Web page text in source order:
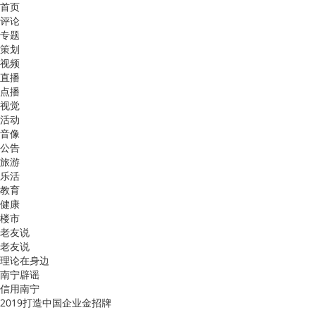
首页
评论
专题
策划
视频
直播
点播
视觉
活动
音像
公告
旅游
乐活
教育
健康
楼市
老友说
老友说
理论在身边
南宁辟谣
信用南宁
2019打造中国企业金招牌